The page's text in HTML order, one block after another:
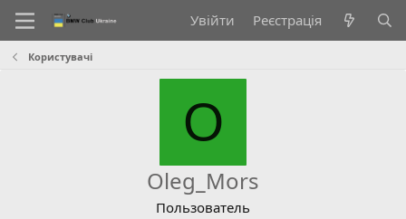
Увійти Реєстрація
Користувачі
O
Oleg_Mors
Пользователь